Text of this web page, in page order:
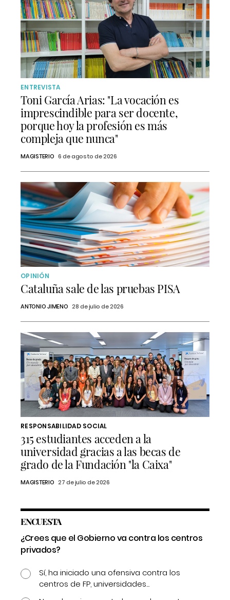
ENTREVISTA
Toni García Arias: "La vocación es
imprescindible para ser docente,
porque hoy la profesión es más
compleja que nunca"
MAGISTERIO 6 de agosto de 2026
OPINIÓN
Cataluña sale de las pruebas PISA
ANTONIO JIMENO 28 de julio de 2026
RESPONSABILIDAD SOCIAL
315 estudiantes acceden a la
universidad gracias a las becas de
grado de la Fundación "la Caixa"
MAGISTERIO 27 de julio de 2026
ENCUESTA
¿Crees que el Gobierno va contra los centros
privados?
Sí, ha iniciado una ofensiva contra los
centros de FP, universidades...